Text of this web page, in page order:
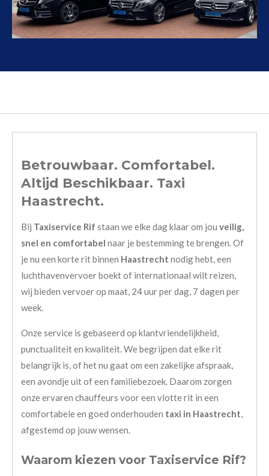
Betrouwbaar. Comfortabel.
Altijd Beschikbaar. Taxi
Haastrecht.
Bij Taxiservice Rif staan we elke dag klaar om jou veilig,
snel en comfortabel naar je bestemming te brengen. Of
je nu een korte rit binnen Haastrecht nodig hebt, een
luchthavenvervoer boekt of internationaal wilt reizen,
wij bieden vervoer op maat, 24 uur per dag, 7 dagen per
week.
Onze service is gebaseerd op klantvriendelijkheid,
punctualiteit en kwaliteit. We begrijpen dat elke rit
belangrijk is, of het nu gaat om een zakelijke afspraak,
een avondje uit of een familiebezoek. Daarom zorgen
onze ervaren chauffeurs voor een vlotte rit in een
comfortabele en goed onderhouden taxi in Haastrecht,
afgestemd op jouw wensen.
Waarom kiezen voor Taxiservice Rif?